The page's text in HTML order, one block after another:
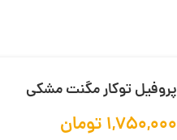
پروفیل توکار مگنت مشکی
۱,۷۵۰,۰۰۰ تومان